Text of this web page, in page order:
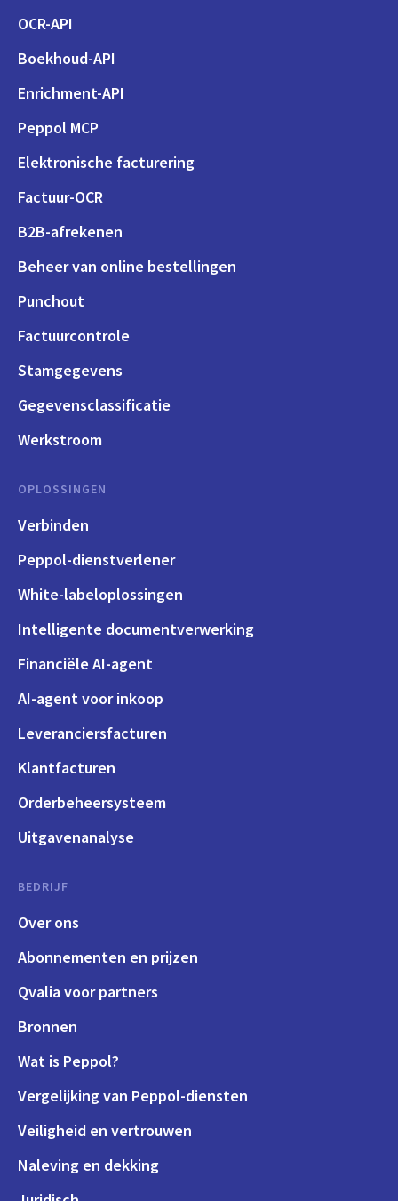
OCR-API
Boekhoud-API
Enrichment-API
Peppol MCP
Elektronische facturering
Factuur-OCR
B2B-afrekenen
Beheer van online bestellingen
Punchout
Factuurcontrole
Stamgegevens
Gegevensclassificatie
Werkstroom
OPLOSSINGEN
Verbinden
Peppol-dienstverlener
White-labeloplossingen
Intelligente documentverwerking
Financiële AI-agent
AI-agent voor inkoop
Leveranciersfacturen
Klantfacturen
Orderbeheersysteem
Uitgavenanalyse
BEDRIJF
Over ons
Abonnementen en prijzen
Qvalia voor partners
Bronnen
Wat is Peppol?
Vergelijking van Peppol-diensten
Veiligheid en vertrouwen
Naleving en dekking